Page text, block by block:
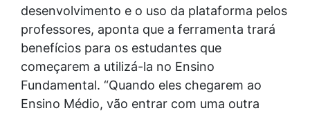
desenvolvimento e o uso da plataforma pelos
professores, aponta que a ferramenta trará
benefícios para os estudantes que
começarem a utilizá-la no Ensino
Fundamental. “Quando eles chegarem ao
Ensino Médio, vão entrar com uma outra